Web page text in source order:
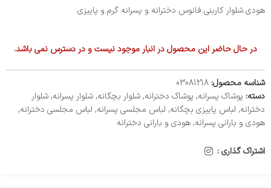
هودی شلوار کاربنی فانوس دخترانه و پسرانه گرم و پاییزی
در حال حاضر این محصول در انبار موجود نیست و در دسترس نمی باشد.
شناسه محصول: 03081218
دسته: پوشاک پسرانه, پوشاک دخترانه,شلوار بچگانه,شلوار پسرانه,شلوار
دخترانه, لباس پاییزی بچگانه, لباس مجلسی پسرانه, لباس مجلسی دخترانه,
هودی و بارانی پسرانه,هودی و بارانی دخترانه
اشتراک گذاری :